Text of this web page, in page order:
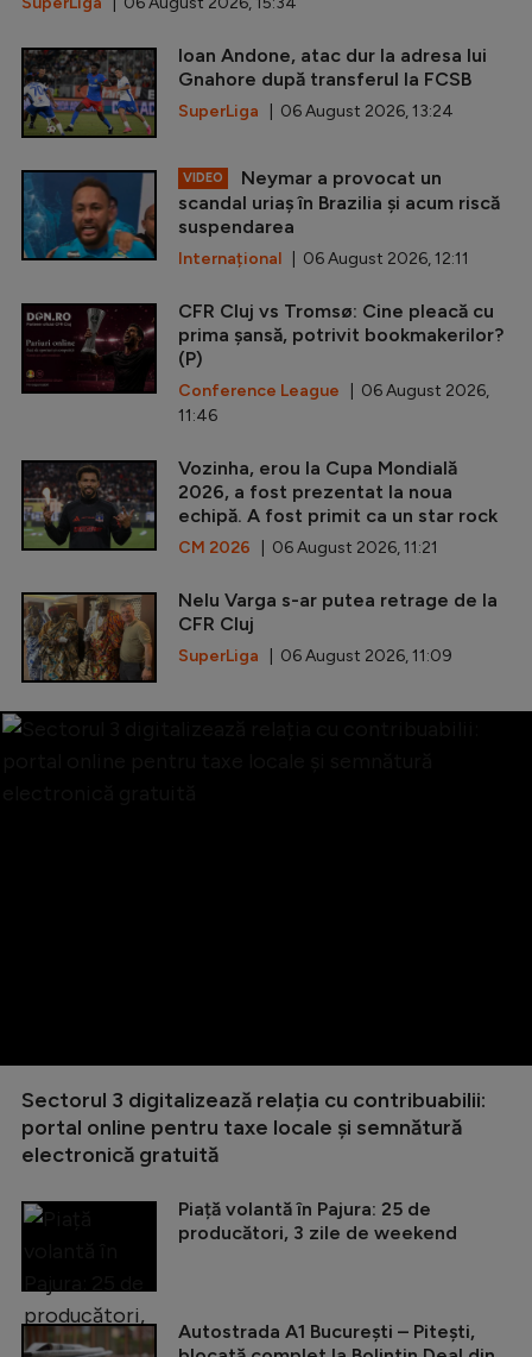
Ioan Andone, atac dur la adresa lui
Gnahore după transferul la FCSB
SuperLiga | 06 August 2026, 13:24
VIDEO
Neymar a provocat un
scandal uriaș în Brazilia și acum riscă
suspendarea
Internațional | 06 August 2026, 12:11
CFR Cluj vs Tromsø: Cine pleacă cu
prima șansă, potrivit bookmakerilor?
(P)
Conference League | 06 August 2026,
11:46
Vozinha, erou la Cupa Mondială
2026, a fost prezentat la noua
echipă. A fost primit ca un star rock
CM 2026 | 06 August 2026, 11:21
Nelu Varga s-ar putea retrage de la
CFR Cluj
SuperLiga | 06 August 2026, 11:09
Sectorul 3 digitalizează relația cu contribuabilii:
portal online pentru taxe locale și semnătură
electronică gratuită
Piață volantă în Pajura: 25 de
producători, 3 zile de weekend
Autostrada A1 București – Pitești,